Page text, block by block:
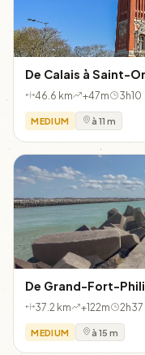
De Calais à Saint-
46.6 km +47m 3h10
MEDIUM à 11 m
De Grand-Fort-
37.2 km +122m 2h37
MEDIUM à 15 m